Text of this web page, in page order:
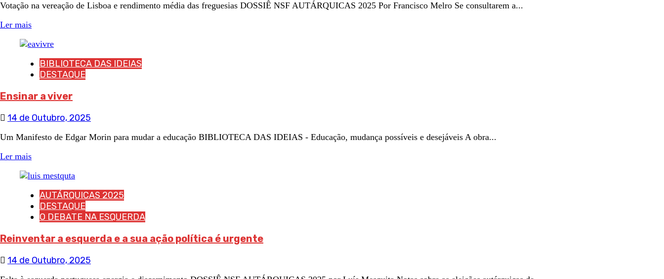
Votação na vereação de Lisboa e rendimento média das freguesias DOSSIÊ NSF AUTÁRQUICAS 2025 Por Francisco Melro Se consultarem a...
Ler mais
BIBLIOTECA DAS IDEIAS
DESTAQUE
Ensinar a viver
14 de Outubro, 2025
Um Manifesto de Edgar Morin para mudar a educação BIBLIOTECA DAS IDEIAS - Educação, mudança possíveis e desejáveis A obra...
Ler mais
AUTÁRQUICAS 2025
DESTAQUE
O DEBATE NA ESQUERDA
Reinventar a esquerda e a sua ação política é urgente
14 de Outubro, 2025